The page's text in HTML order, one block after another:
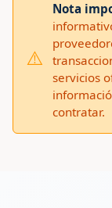
⚠️
Nota
servicios
contratar.